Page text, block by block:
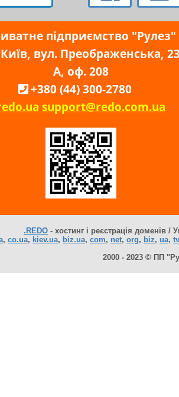
підприємство "Рулез"
вул. Преображенська,
А, оф. 208
+380 (44) 300-2780
support@redo.com.ua
.REDO - хостинг і реєстрація доменів /
, co.ua, kiev.ua, biz.ua, com, net, org, biz, ua, tv
2000 - 2023 © ПП